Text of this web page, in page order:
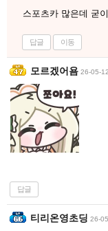
스포츠카 많은데 굳
답글 이동
모르겠어욤 26-05-
답글
티리온영초딩 26-